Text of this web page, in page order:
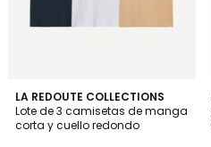
LA REDOUTE COLLECTIONS
Lote de 3 camisetas de manga
corta y cuello redondo
2
Colores